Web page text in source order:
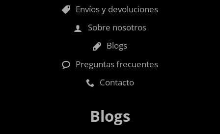
Envíos y devoluciones
Sobre nosotros
Blogs
Preguntas frecuentes
Contacto
Blogs